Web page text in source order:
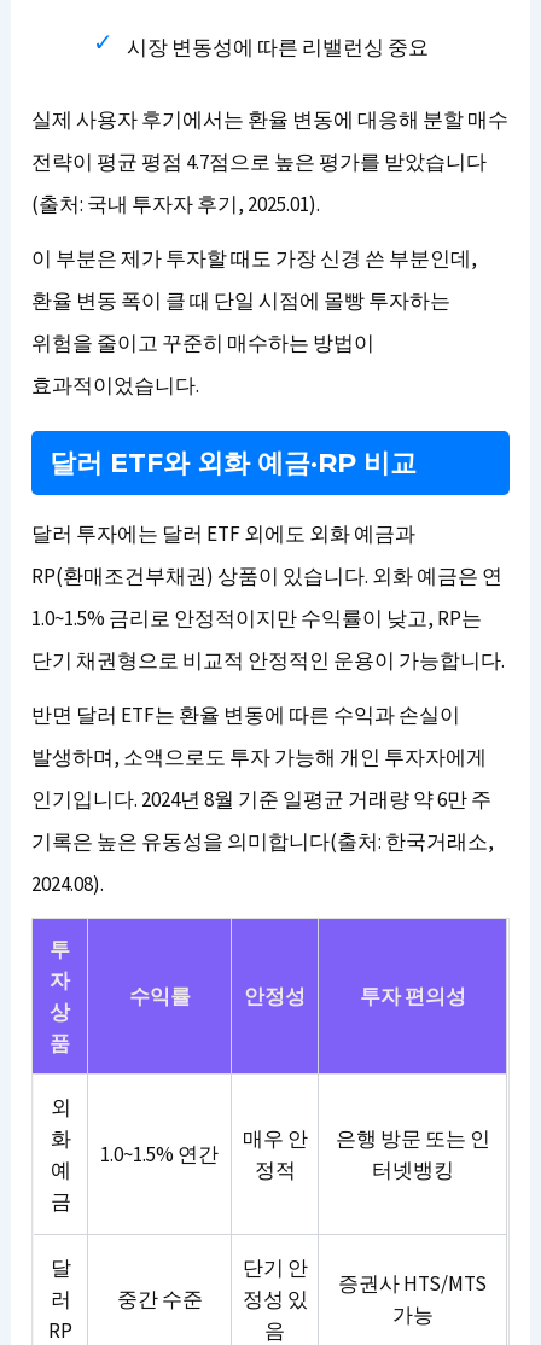
시장 변동성에 따른 리밸런싱 중요
실제 사용자 후기에서는 환율 변동에 대응해 분할 매수
전략이 평균 평점 4.7점으로 높은 평가를 받았습니다
(출처: 국내 투자자 후기, 2025.01).
이 부분은 제가 투자할 때도 가장 신경 쓴 부분인데,
환율 변동 폭이 클 때 단일 시점에 몰빵 투자하는
위험을 줄이고 꾸준히 매수하는 방법이
효과적이었습니다.
달러 ETF와 외화 예금·RP 비교
달러 투자에는 달러 ETF 외에도 외화 예금과
RP(환매조건부채권) 상품이 있습니다. 외화 예금은 연
1.0~1.5% 금리로 안정적이지만 수익률이 낮고, RP는
단기 채권형으로 비교적 안정적인 운용이 가능합니다.
반면 달러 ETF는 환율 변동에 따른 수익과 손실이
발생하며, 소액으로도 투자 가능해 개인 투자자에게
인기입니다. 2024년 8월 기준 일평균 거래량 약 6만 주
기록은 높은 유동성을 의미합니다(출처: 한국거래소,
2024.08).
투
자
상
품
수익률 안정성 투자 편의성
외
화
예
금
1.0~1.5% 연간
매우 안
정적
은행 방문 또는 인
터넷뱅킹
달
러
RP
중간 수준
단기 안
정성 있
음
증권사 HTS/MTS
가능